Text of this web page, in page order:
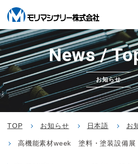
News /
お知らせ
TOP お知らせ 日本語 お
高機能素材week 塗料・塗装設備